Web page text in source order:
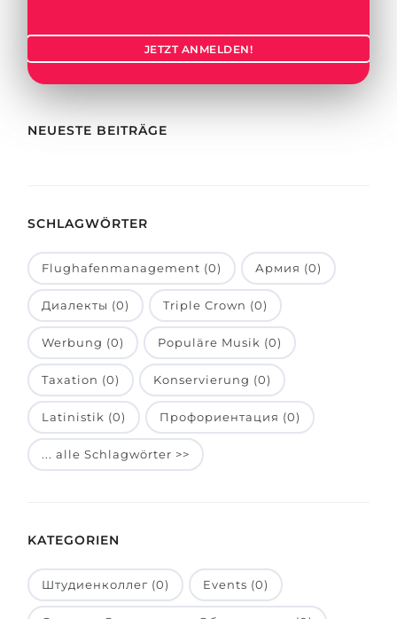
BERUFE
Beispiel-Stellenangebote
Holland-Test
Interessenkarte-Test
RIASEC-Test
Erfolgzu
100%
Unsere Studierenden werden
BERATUNG!
BEWERBEN FÜR FACHRICHTUNG …
Medizin
Physik
BEWERBEN AUS …
Russland
Ukraine
Kasachstan
Aserbaidschan
Armenien
Belarus
Anderes Land
JETZT ANMELDEN!
NEUESTE BEITRÄGE
SCHLAGWÖRTER
Flughafenmanagement (0) Армия (0)
Диалекты (0) Triple Crown (0)
Werbung (0) Populäre Musik (0)
Taxation (0) Konservierung (0)
Latinistik (0) Профориентация (0)
... alle Schlagwörter >>
KATEGORIEN
Штудиенколлег (0) Events (0)